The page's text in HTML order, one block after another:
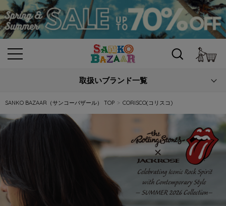
取扱いブランド一覧
SANKO BAZAAR（サンコーバザール） TOP CORISCO(コリスコ)